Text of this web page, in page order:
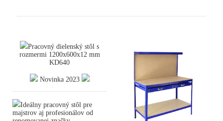
Pracovný dielenský stôl s
rozmermi 1200x600x12 mm
KD640
Novinka 2023
Ideálny pracovný stôl pre
majstrov aj profesionálov od